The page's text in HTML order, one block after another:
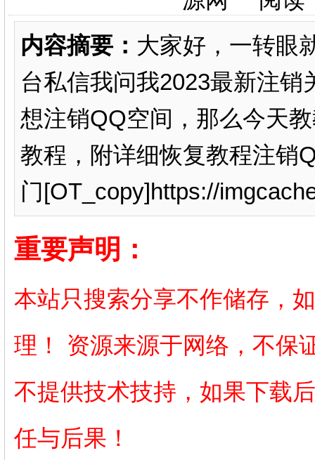
内容摘要： 大家好，一转眼
台私信我问我2023最新注
想注销QQ空间，那么今天
教程，附详细恢复教程注销
门[OT_copy]https://
重要声明：
本站只搜索分享不作储存，
理！ 资源来源于网络，不保
不提供技术技持，如果下载
任与后果！